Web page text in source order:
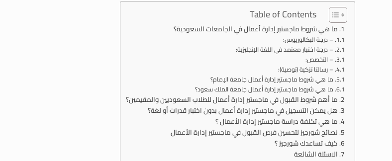
Table of Contents
ما هي شروط ماجستير إدارة أعمال في الجامعات السعودية؟
– درجة البكالوريوس:
– درجة اختبار معتمد في اللغة الإنجليزية:
– التخصص:
– رسالتا تزكية (توصية):
ما هي شروط ماجستير إدارة أعمال جامعة الإمام؟
ما هي شروط ماجستير إدارة أعمال جامعة الملك سعود؟
ما أهم شروط القبول في ماجستير إدارة أعمال للطلاب السعوديين والمقيمين؟
هل يمكن التسجيل في ماجستير إدارة أعمال بدون اختبار قدرات أو لغة؟
ما هي تكلفة دراسة ماجستير إدارة الأعمال ؟
نصائح شورجيز لتحسين فرص القبول في ماجستير إدارة الأعمال
كيف تساعدك شورجيز ؟
الاسئلة الشائعة